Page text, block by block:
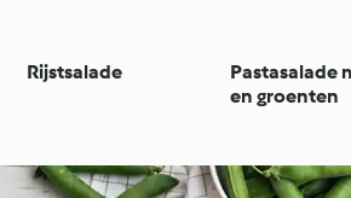
Rijstsalade
Pastasalade
en groenten